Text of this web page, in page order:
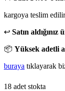
kargoya teslim
↩️ Satın
📦 Yüksek adetli
buraya tıklayarak
18 adet stokta